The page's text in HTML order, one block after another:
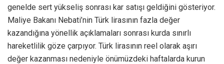
genelde sert yükseliş sonrası kar satışı geldiğini gösteriyor.
Maliye Bakanı Nebati’nin Türk lirasının fazla değer
kazandığına yönellik açıklamaları sonrası kurda sınırlı
hareketlilik göze çarpıyor. Türk lirasının reel olarak aşırı
değer kazanması nedeniyle önümüzdeki haftalarda kurun